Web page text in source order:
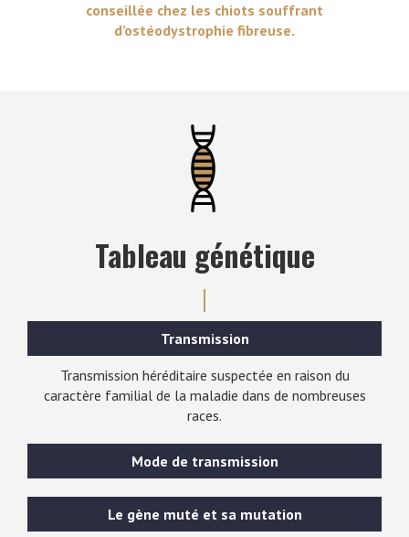
conseillée chez les chiots souffrant
d’ostéodystrophie fibreuse.
Tableau génétique
Transmission
Transmission héréditaire suspectée en raison du
caractère familial de la maladie dans de nombreuses
races.
Mode de transmission
Le gène muté et sa mutation